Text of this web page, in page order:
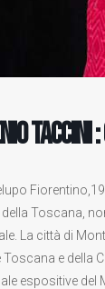
Taccini
Toscana,
La città di
e della
espositive del